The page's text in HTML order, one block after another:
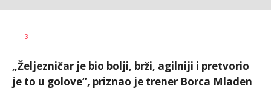
AUTOR
3
„Željezničar je bio bolji, brži, agilniji i pretvorio
je to u golove“, priznao je trener Borca Mladen